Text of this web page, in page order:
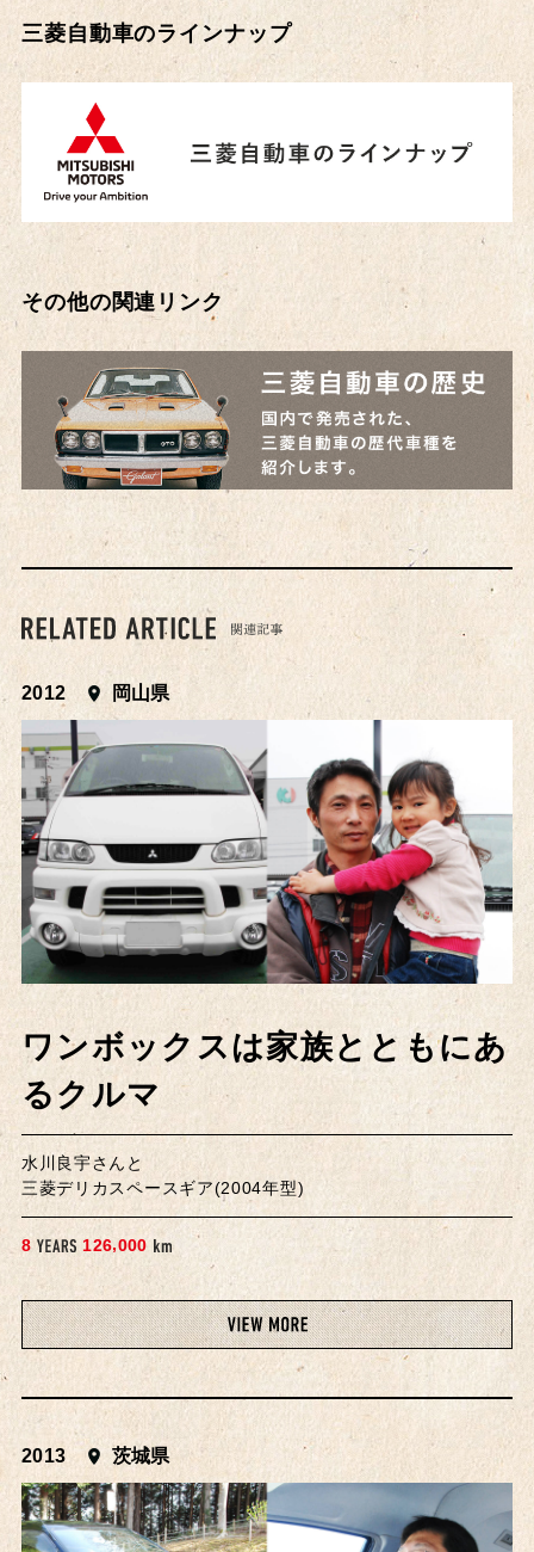
三菱自動車のラインナップ
その他の関連リンク
2012 岡山県
ワンボックスは家族とともにあ
るクルマ
水川良宇さんと
三菱デリカスペースギア(2004年型)
8 126,000
2013 茨城県